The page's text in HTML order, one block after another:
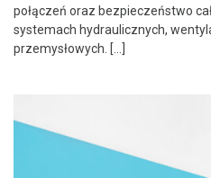
połączeń oraz bezpieczeństwo
systemach hydraulicznych,
przemysłowych. […]